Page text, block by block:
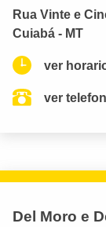
Rua Vinte e
Cuiabá - MT
ver
ver
Del Moro e